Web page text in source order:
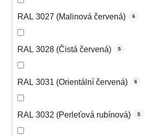
RAL 3027 (Malinová červená) 6
RAL 3028 (Čistá červená) 5
RAL 3031 (Orientální červená) 6
RAL 3032 (Perleťová rubínová) 5